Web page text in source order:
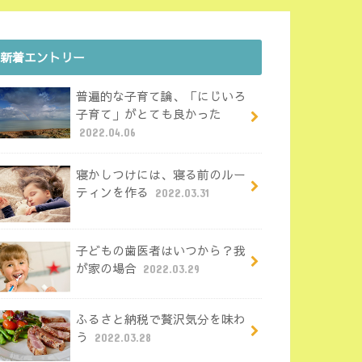
新着エントリー
普遍的な子育て論、「にじいろ
子育て」がとても良かった
2022.04.06
寝かしつけには、寝る前のルー
ティンを作る
2022.03.31
子どもの歯医者はいつから？我
が家の場合
2022.03.29
ふるさと納税で贅沢気分を味わ
う
2022.03.28